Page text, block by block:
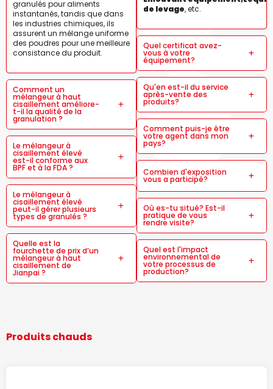
granulés pour aliments
instantanés, tandis que dans
les industries chimiques, ils
assurent un mélange uniforme
des poudres pour une meilleure
consistance du produit.
Comment un
mélangeur à haut
cisaillement améliore-
t-il la qualité de la
granulation ?
Le mélangeur à
cisaillement élevé
est-il conforme aux
BPF et à la FDA ?
Le mélangeur à
cisaillement élevé
peut-il gérer plusieurs
types de granulés ?
Quelle est la
fourchette de prix d’un
mélangeur à haut
cisaillement de
Jianpai ?
de levage, etc.
Quel certificat avez-
vous à votre
équipement?
Qu'en est-il du service
après-vente des
produits?
Comment puis-je être
votre agent dans mon
pays?
Combien d'exposition
vous a participé?
Où es-tu situé? Est-il
pratique de vous
rendre visite?
Quel est l'impact
environnemental de
votre processus de
production?
Produits chauds